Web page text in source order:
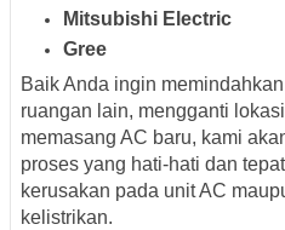
Mitsubishi Electric
Gree
Baik Anda ingin
ruangan lain, mengganti
memasang AC baru, kami
proses yang hati-hati dan
kerusakan pada unit AC
kelistrikan.